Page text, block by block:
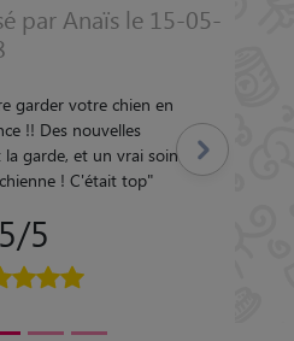
par Anaïs le 15-05-
garder votre chien en
!! Des nouvelles
garde, et un vrai soin
! C'était top"
5/5
Suivant